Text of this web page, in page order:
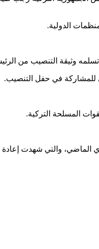
الدولية.
وثيقة التنصيب من
للمشاركة في حفل التنصيب.
المسلحة التركية.
الخميس، أعلنت الهيئة العليا للانتخابات في تركيا النتائج النهائية للجولة